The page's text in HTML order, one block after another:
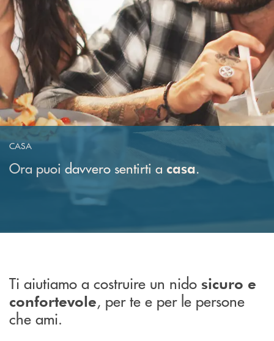
CASA
Ora puoi davvero sentirti a casa.
Ti aiutiamo a costruire un nido sicuro e
confortevole, per te e per le persone
che ami.